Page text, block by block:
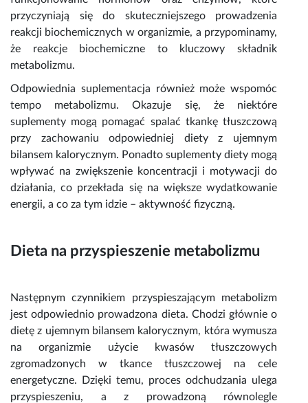
przyczyniają się do skuteczniejszego prowadzenia
reakcji biochemicznych w organizmie, a przypominamy,
że reakcje biochemiczne to kluczowy składnik
metabolizmu.
Odpowiednia suplementacja również może wspomóc
tempo metabolizmu. Okazuje się, że niektóre
suplementy mogą pomagać spalać tkankę tłuszczową
przy zachowaniu odpowiedniej diety z ujemnym
bilansem kalorycznym. Ponadto suplementy diety mogą
wpływać na zwiększenie koncentracji i motywacji do
działania, co przekłada się na większe wydatkowanie
energii, a co za tym idzie – aktywność fizyczną.
Dieta na przyspieszenie metabolizmu
Następnym czynnikiem przyspieszającym metabolizm
jest odpowiednio prowadzona dieta. Chodzi głównie o
dietę z ujemnym bilansem kalorycznym, która wymusza
na organizmie użycie kwasów tłuszczowych
zgromadzonych w tkance tłuszczowej na cele
energetyczne. Dzięki temu, proces odchudzania ulega
przyspieszeniu, a z prowadzoną równolegle